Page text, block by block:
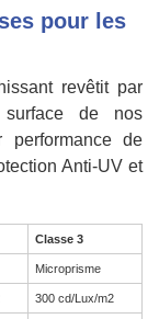
pour les
revêtit par
de nos
performance de
Anti-UV et
Classe 3
Microprisme
300 cd/Lux/m2